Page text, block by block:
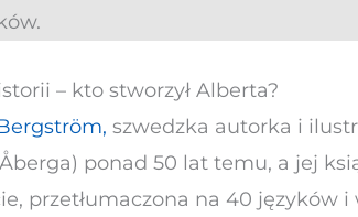
– kto stworzył Alberta?
szwedzka autorka i
ponad 50 lat temu, a jej
przetłumaczona na 40 języków